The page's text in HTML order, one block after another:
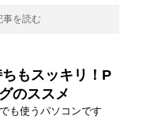
事を読む
もスッキリ！P
のススメ
も使うパソコンです